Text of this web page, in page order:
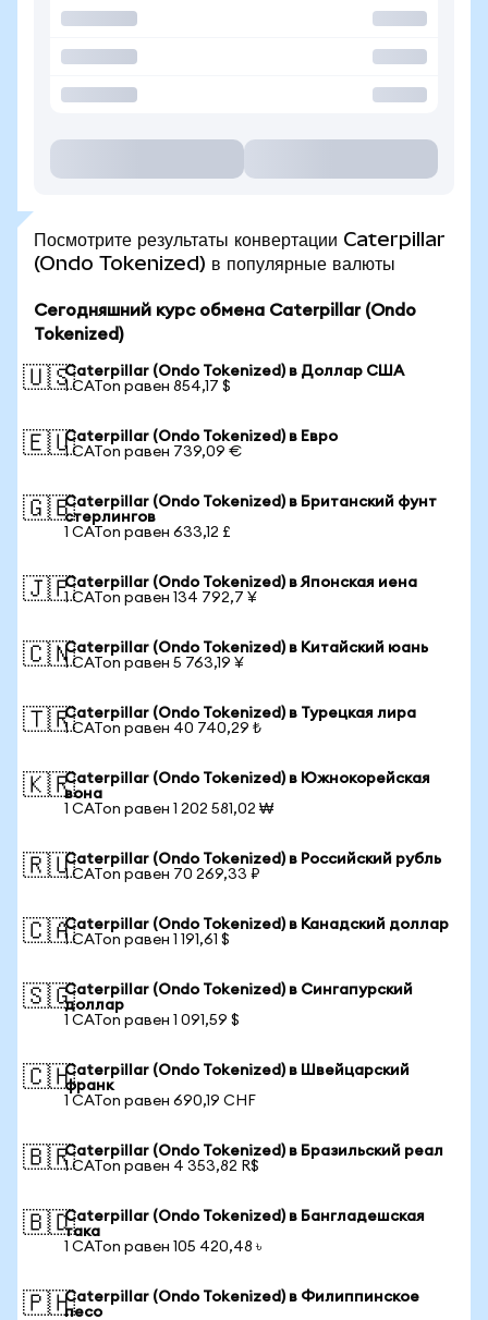
Посмотрите результаты конвертации Caterpillar
(Ondo Tokenized) в популярные валюты
Сегодняшний курс обмена Caterpillar (Ondo
Tokenized)
🇺🇸Caterpillar (Ondo Tokenized) в Доллар США
1 CATon равен 854,17 $
🇪🇺Caterpillar (Ondo Tokenized) в Евро
1 CATon равен 739,09 €
🇬🇧Caterpillar (Ondo Tokenized) в Британский фунт
стерлингов
1 CATon равен 633,12 £
🇯🇵Caterpillar (Ondo Tokenized) в Японская иена
1 CATon равен 134 792,7 ¥
🇨🇳Caterpillar (Ondo Tokenized) в Китайский юань
1 CATon равен 5 763,19 ¥
🇹🇷Caterpillar (Ondo Tokenized) в Турецкая лира
1 CATon равен 40 740,29 ₺
🇰🇷Caterpillar (Ondo Tokenized) в Южнокорейская
вона
1 CATon равен 1 202 581,02 ₩
🇷🇺Caterpillar (Ondo Tokenized) в Российский рубль
1 CATon равен 70 269,33 ₽
🇨🇦Caterpillar (Ondo Tokenized) в Канадский доллар
1 CATon равен 1 191,61 $
🇸🇬Caterpillar (Ondo Tokenized) в Сингапурский
доллар
1 CATon равен 1 091,59 $
🇨🇭Caterpillar (Ondo Tokenized) в Швейцарский
франк
1 CATon равен 690,19 CHF
🇧🇷Caterpillar (Ondo Tokenized) в Бразильский реал
1 CATon равен 4 353,82 R$
🇧🇩Caterpillar (Ondo Tokenized) в Бангладешская
така
1 CATon равен 105 420,48 ৳
🇵🇭Caterpillar (Ondo Tokenized) в Филиппинское
песо